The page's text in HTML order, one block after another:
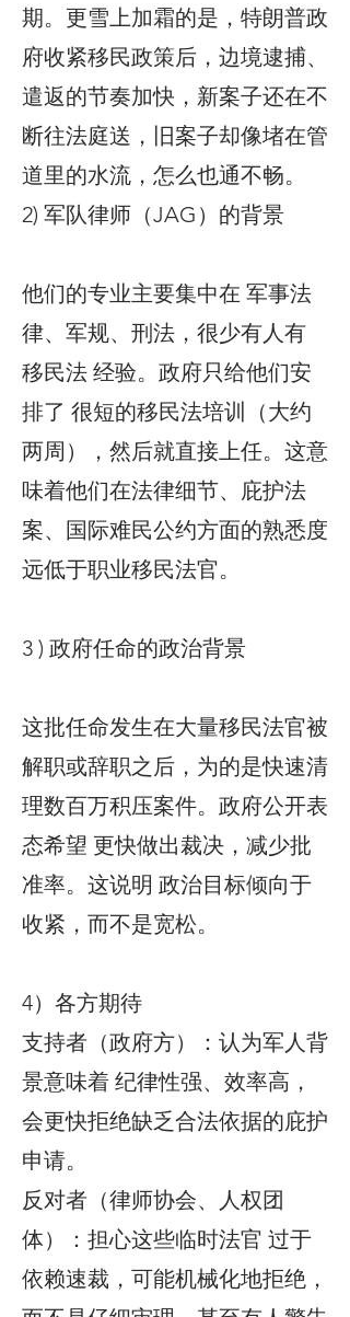
期。更雪上加霜的是，特朗普政
府收紧移民政策后，边境逮捕、
遣返的节奏加快，新案子还在不
断往法庭送，旧案子却像堵在管
道里的水流，怎么也通不畅。
2) 军队律师（JAG）的背景
他们的专业主要集中在 军事法
律、军规、刑法，很少有人有
移民法 经验。政府只给他们安
排了 很短的移民法培训（大约
两周），然后就直接上任。这意
味着他们在法律细节、庇护法
案、国际难民公约方面的熟悉度
远低于职业移民法官。
3 ) 政府任命的政治背景
这批任命发生在大量移民法官被
解职或辞职之后，为的是快速清
理数百万积压案件。政府公开表
态希望 更快做出裁决，减少批
准率。这说明 政治目标倾向于
收紧，而不是宽松。
4）各方期待
支持者（政府方）：认为军人背
景意味着 纪律性强、效率高，
会更快拒绝缺乏合法依据的庇护
申请。
反对者（律师协会、人权团
体）：担心这些临时法官 过于
依赖速裁，可能机械化地拒绝，